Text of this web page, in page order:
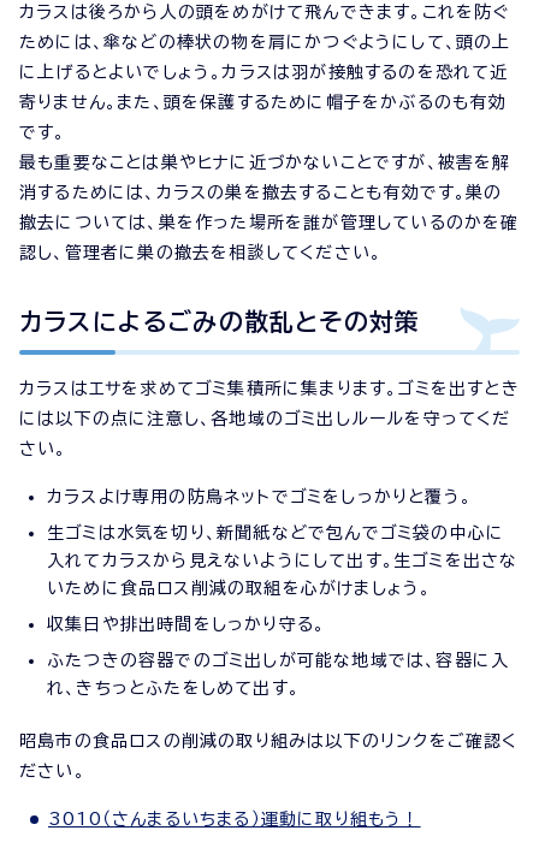
カラスは後ろから人の頭をめがけて飛んできます。これを防ぐ
ためには、傘などの棒状の物を肩にかつぐようにして、頭の上
に上げるとよいでしょう。カラスは羽が接触するのを恐れて近
寄りません。また、頭を保護するために帽子をかぶるのも有効
です。
最も重要なことは巣やヒナに近づかないことですが、被害を解
消するためには、カラスの巣を撤去することも有効です。巣の
撤去については、巣を作った場所を誰が管理しているのかを確
認し、管理者に巣の撤去を相談してください。
カラスによるごみの散乱とその対策
カラスはエサを求めてゴミ集積所に集まります。ゴミを出すとき
には以下の点に注意し、各地域のゴミ出しルールを守ってくだ
さい。
カラスよけ専用の防鳥ネットでゴミをしっかりと覆う。
生ゴミは水気を切り、新聞紙などで包んでゴミ袋の中心に
入れてカラスから見えないようにして出す。生ゴミを出さな
いために食品ロス削減の取組を心がけましょう。
収集日や排出時間をしっかり守る。
ふたつきの容器でのゴミ出しが可能な地域では、容器に入
れ、きちっとふたをしめて出す。
昭島市の食品ロスの削減の取り組みは以下のリンクをご確認く
ださい。
3010（さんまるいちまる）運動に取り組もう！